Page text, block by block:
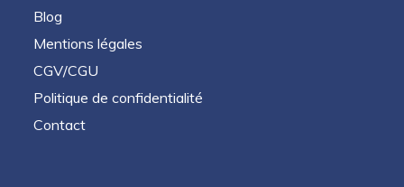
Blog
Mentions légales
CGV/CGU
Politique de confidentialité
Contact